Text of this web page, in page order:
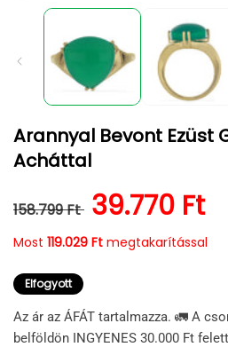
médiafájl
modális
párbeszédpanelen
Arannyal Bevont Ezüst
Acháttal
Normál ár
158.799 Ft 39.770 Ft
Most 119.029 Ft megtakarítással
Elfogyott
Az ár az ÁFÁT tartalmazza. 🚛 A
belföldön INGYENES 30.000 Ft